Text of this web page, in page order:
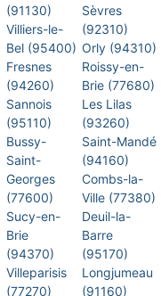
(91130)
Villiers-le-
Bel (95400)
Fresnes
(94260)
Sannois
(95110)
Bussy-
Saint-
Georges
(77600)
Sucy-en-
Brie
(94370)
Villeparisis
(77270)
Sèvres
(92310)
Orly (94310)
Roissy-en-
Brie (77680)
Les Lilas
(93260)
Saint-Mandé
(94160)
Combs-la-
Ville (77380)
Deuil-la-
Barre
(95170)
Longjumeau
(91160)